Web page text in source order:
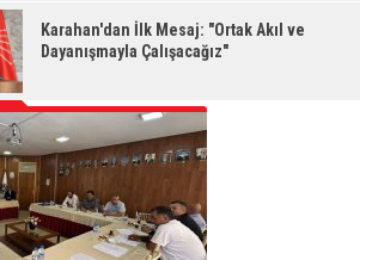
Karahan'dan İlk Mesaj: "Ortak Akıl ve
Dayanışmayla Çalışacağız"